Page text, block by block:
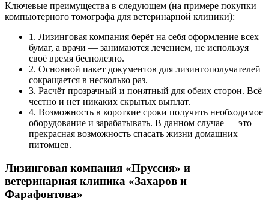
Ключевые преимущества в следующем (на примере покупки
компьютерного томографа для ветеринарной клиники):
1. Лизинговая компания берёт на себя оформление всех
бумаг, а врачи — занимаются лечением, не используя
своё время бесполезно.
2. Основной пакет документов для лизингополучателей
сокращается в несколько раз.
3. Расчёт прозрачный и понятный для обеих сторон. Всё
честно и нет никаких скрытых выплат.
4. Возможность в короткие сроки получить необходимое
оборудование и зарабатывать. В данном случае — это
прекрасная возможность спасать жизни домашних
питомцев.
Лизинговая компания «Пруссия» и
ветеринарная клиника «Захаров и
Фарафонтова»